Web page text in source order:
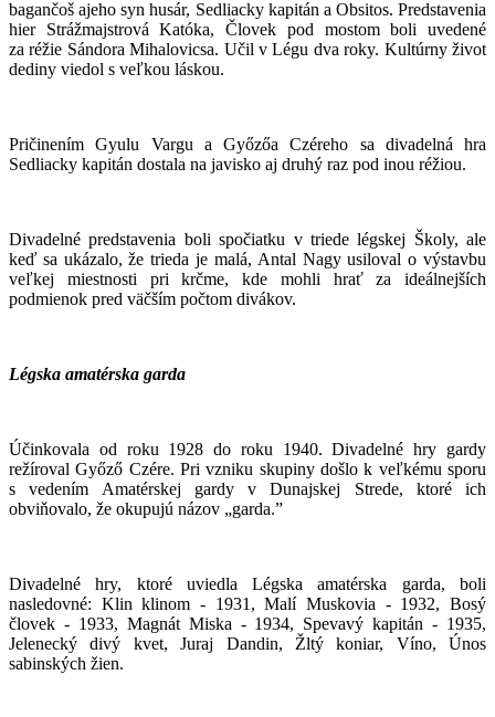
bagančoš ajeho syn husár, Sedliacky kapitán a Obsitos. Predstavenia
hier Strážmajstrová Katóka, Človek pod mostom boli uvedené
za réžie Sándora Mihalovicsa. Učil v Légu dva roky. Kultúrny život
dediny viedol s veľkou láskou.
Pričinením Gyulu Vargu a Győzőa Czéreho sa divadelná hra
Sedliacky kapitán dostala na javisko aj druhý raz pod inou réžiou.
Divadelné predstavenia boli spočiatku v triede légskej Školy, ale
keď sa ukázalo, že trieda je malá, Antal Nagy usiloval o výstavbu
veľkej miestnosti pri krčme, kde mohli hrať za ideálnejších
podmienok pred väčším počtom divákov.
Légska amatérska garda
Účinkovala od roku 1928 do roku 1940. Divadelné hry gardy
režíroval Győző Czére. Pri vzniku skupiny došlo k veľkému sporu
s vedením Amatérskej gardy v Dunajskej Strede, ktoré ich
obviňovalo, že okupujú názov „garda.”
Divadelné hry, ktoré uviedla Légska amatérska garda, boli
nasledovné: Klin klinom - 1931, Malí Muskovia - 1932, Bosý
človek - 1933, Magnát Miska - 1934, Spevavý kapitán - 1935,
Jelenecký divý kvet, Juraj Dandin, Žltý koniar, Víno, Únos
sabinských žien.